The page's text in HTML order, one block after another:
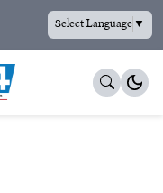
Select Language▼